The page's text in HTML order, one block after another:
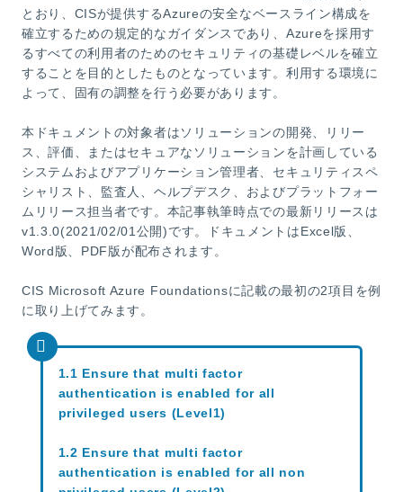
とおり、CISが提供するAzureの安全なベースライン構成を
確立するための規定的なガイダンスであり、Azureを採用す
るすべての利用者のためのセキュリティの基礎レベルを確立
することを目的としたものとなっています。利用する環境に
よって、固有の調整を行う必要があります。
本ドキュメントの対象者はソリューションの開発、リリー
ス、評価、またはセキュアなソリューションを計画している
システムおよびアプリケーション管理者、セキュリティスペ
シャリスト、監査人、ヘルプデスク、およびプラットフォー
ムリリース担当者です。本記事執筆時点での最新リリースは
v1.3.0(2021/02/01公開)です。ドキュメントはExcel版、
Word版、PDF版が配布されます。
CIS Microsoft Azure Foundationsに記載の最初の2項目を例
に取り上げてみます。
1.1 Ensure that multi factor
authentication is enabled for all
privileged users (Level1)
1.2 Ensure that multi factor
authentication is enabled for all non